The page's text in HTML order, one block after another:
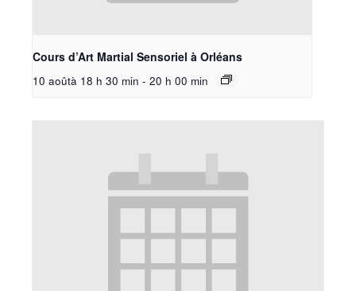
Cours d’Art Martial Sensoriel à Orléans
10 aoûtà 18 h 30 min - 20 h 00 min